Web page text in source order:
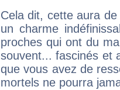
Cela dit, cette aura
un charme
proches qui ont du
souvent... fascinés et
que vous avez de
mortels ne pourra